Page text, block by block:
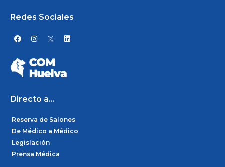
Redes Sociales
F
a
e
b
o
o
I
n
a
g
r
L
i
i
Directo a...
Reserva de Salones
De Médico a Médico
Legislación
Prensa Médica